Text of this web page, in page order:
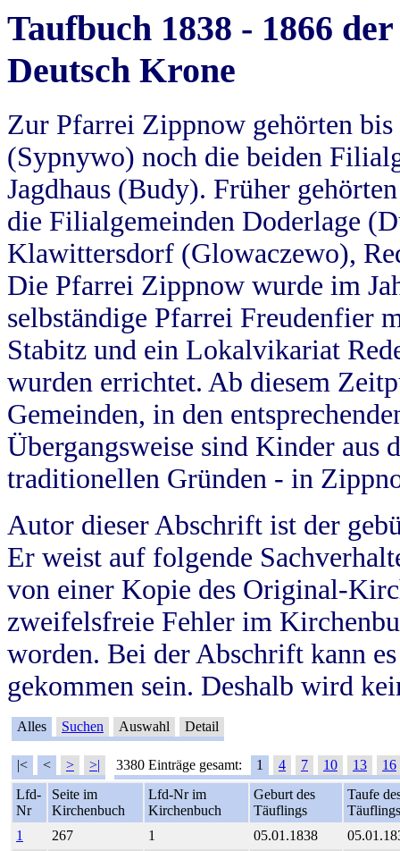
Taufbuch 1838 - 1866
Deutsch Krone
Zur Pfarrei Zippnow gehörten
(Sypnywo) noch die beiden
Jagdhaus (Budy). Früher
die Filialgemeinden Doderlage
Klawittersdorf (Glowaczewo),
Die Pfarrei Zippnow wurde im
selbständige Pfarrei Freudenfier
Stabitz und ein Lokalvikariat
wurden errichtet. Ab diesem
Gemeinden, in den
Übergangsweise sind Kinder aus
traditionellen Gründen - in
Autor dieser Abschrift ist der
Er weist auf folgende
von einer Kopie des Original-
zweifelsfreie Fehler im
worden. Bei der Abschrift kann
gekommen sein. Deshalb wird
Alles Suchen Auswahl Detail
|< < > >| 3380 Einträge gesamt: 1 4 7 10 13
16
Lfd-
Nr
Seite im
Kirchenbuch
Lfd-Nr im
Kirchenbuch
Geburt des
Täuflings
Taufe
Täuflings
1
267 1 05.01.1838